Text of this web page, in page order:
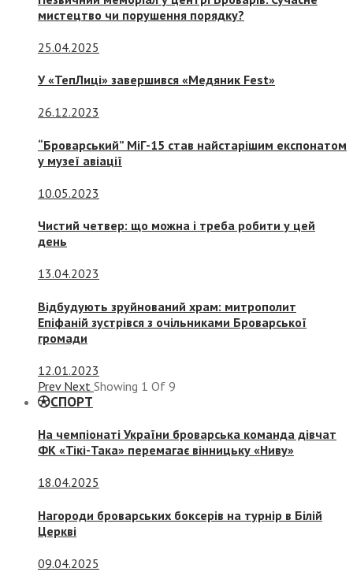
мистецтво чи порушення порядку?
25.04.2025
У «ТепЛиці» завершився «Медяник Fest»
26.12.2023
“Броварський” МіГ-15 став найстарішим експонатом
у музеї авіації
10.05.2023
Чистий четвер: що можна і треба робити у цей
день
13.04.2023
Відбудують зруйнований храм: митрополит
Епіфаній зустрівся з очільниками Броварської
громади
12.01.2023
Prev Next Showing 1 Of 9
СПОРТ
На чемпіонаті України броварська команда дівчат
ФК «Тікі-Така» перемагає вінницьку «Ниву»
18.04.2025
Нагороди броварських боксерів на турнір в Білій
Церкві
09.04.2025